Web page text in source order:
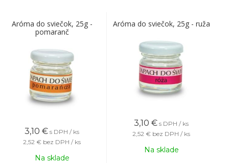
Aróma do sviečok, 25g -
pomaranč
3,10 € s DPH / ks
2,52 € bez DPH / ks
Na sklade
Aróma do sviečok, 25g - ruža
3,10 € s DPH / ks
2,52 € bez DPH / ks
Na sklade